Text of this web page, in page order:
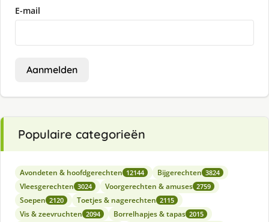
E-mail
Aanmelden
Populaire categorieën
Avondeten & hoofdgerechten 12144 Bijgerechten 3824
Vleesgerechten 3024 Voorgerechten & amuses 2759
Soepen 2120 Toetjes & nagerechten 2115
Vis & zeevruchten 2094 Borrelhapjes & tapas 2015